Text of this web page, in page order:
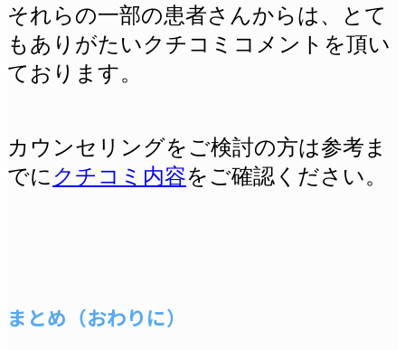
それらの一部の患者さんからは、とて
もありがたいクチコミコメントを頂い
ております。
カウンセリングをご検討の方は参考ま
でに クチコミ内容をご確認ください。
まとめ（おわりに）